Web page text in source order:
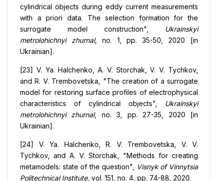
cylindrical objects during eddy current measurements
with a priori data. The selection formation for the
surrogate model construction",
Ukrainskyi
metrolohichnyi zhurnal, no. 1, pp. 35-50, 2020 [in
Ukrainian].
[23] V. Ya. Halchenko, A. V. Storchak, V. V. Tychkov,
and R. V. Trembovetska, "The creation of a surrogate
model for restoring surface profiles of electrophysical
characteristics of cylindrical objects",
Ukrainskyi
metrolohichnyi zhurnal, no. 3, pp. 27-35, 2020 [in
Ukrainian].
[24] V. Ya. Halchenko, R. V. Trembovetska, V. V.
Tychkov, and A. V. Storchak, "Methods for creating
metamodels: state of the question",
Visnyk of Vinnytsia
Politechnical Institute, vol. 151, no. 4, pp. 74-88, 2020.